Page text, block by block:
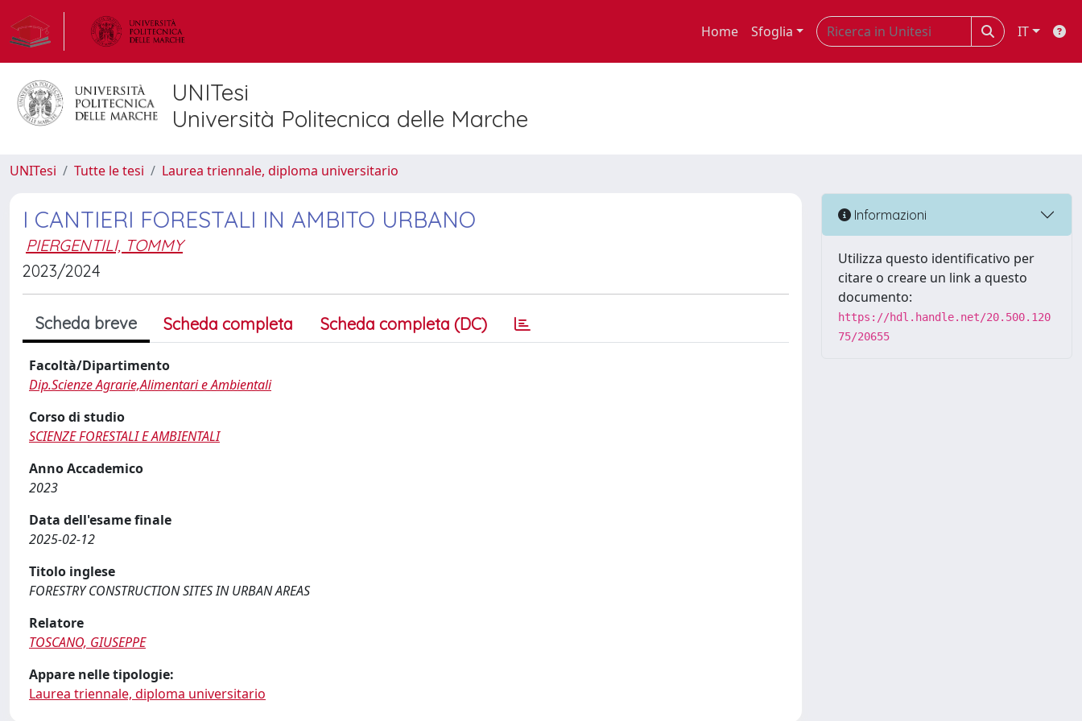
Home Sfoglia IT
UNITesi
Università Politecnica delle Marche
UNITesi Tutte le tesi Laurea triennale, diploma universitario
I CANTIERI FORESTALI IN AMBITO URBANO
PIERGENTILI, TOMMY
2023/2024
Scheda breve Scheda completa Scheda completa (DC)
Facoltà/Dipartimento
Dip.Scienze Agrarie,Alimentari e Ambientali
Corso di studio
SCIENZE FORESTALI E AMBIENTALI
Anno Accademico
2023
Data dell'esame finale
2025-02-12
Titolo inglese
FORESTRY CONSTRUCTION SITES IN URBAN AREAS
Relatore
TOSCANO, GIUSEPPE
Appare nelle tipologie:
Laurea triennale, diploma universitario
Informazioni
Utilizza questo identificativo per
citare o creare un link a questo
documento:
https://hdl.handle.net/20.500.120
75/20655